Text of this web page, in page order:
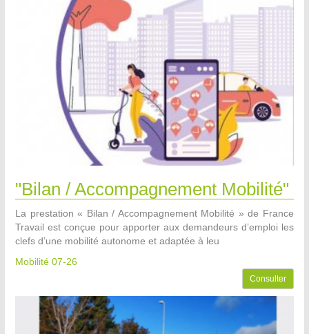
"Bilan / Accompagnement Mobilité"
La prestation « Bilan / Accompagnement Mobilité » de France
Travail est conçue pour apporter aux demandeurs d’emploi les
clefs d’une mobilité autonome et adaptée à leu
Mobilité 07-26
Consulter